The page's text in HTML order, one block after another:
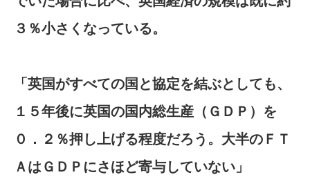
３％小さくなっている。
「英国がすべての国と協定を結ぶとしても、
１５年後に英国の国内総生産（ＧＤＰ）を
０．２％押し上げる程度だろう。大半のＦＴ
ＡはＧＤＰにさほど寄与していない」